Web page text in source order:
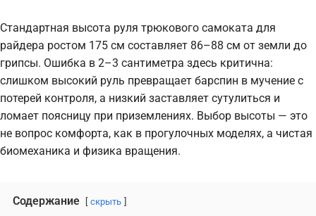
Стандартная высота руля трюкового самоката для
райдера ростом 175 см составляет 86–88 см от земли до
грипсы. Ошибка в 2–3 сантиметра здесь критична:
слишком высокий руль превращает барспин в мучение с
потерей контроля, а низкий заставляет сутулиться и
ломает поясницу при приземлениях. Выбор высоты — это
не вопрос комфорта, как в прогулочных моделях, а чистая
биомеханика и физика вращения.
Содержание скрыть